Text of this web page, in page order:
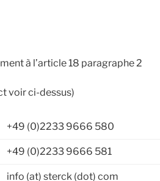
à l’article 18 paragraphe 2
voir ci-dessus)
+49 (0)2233 9666 580
+49 (0)2233 9666 581
info (at) sterck (dot) com